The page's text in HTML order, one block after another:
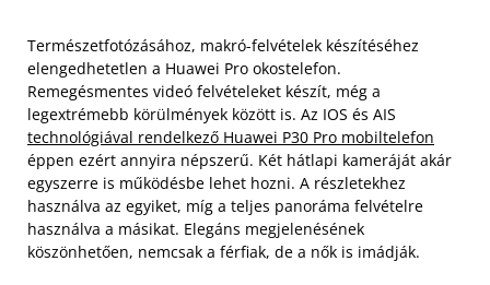
Természetfotózásához, makró-felvételek készítéséhez
elengedhetetlen a Huawei Pro okostelefon.
Remegésmentes videó felvételeket készít, még a
legextrémebb körülmények között is. Az IOS és AIS
technológiával rendelkező Huawei P30 Pro mobiltelefon
éppen ezért annyira népszerű. Két hátlapi kameráját akár
egyszerre is működésbe lehet hozni. A részletekhez
használva az egyiket, míg a teljes panoráma felvételre
használva a másikat. Elegáns megjelenésének
köszönhetően, nemcsak a férfiak, de a nők is imádják.